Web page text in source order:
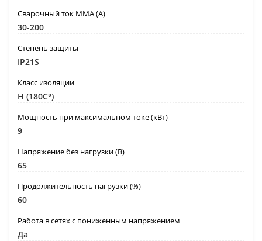
Сварочный ток MMA (А)
30-200
Степень защиты
IP21S
Класс изоляции
H (180C°)
Мощность при максимальном токе (кВт)
9
Напряжение без нагрузки (В)
65
Продолжительность нагрузки (%)
60
Работа в сетях с пониженным напряжением
Да